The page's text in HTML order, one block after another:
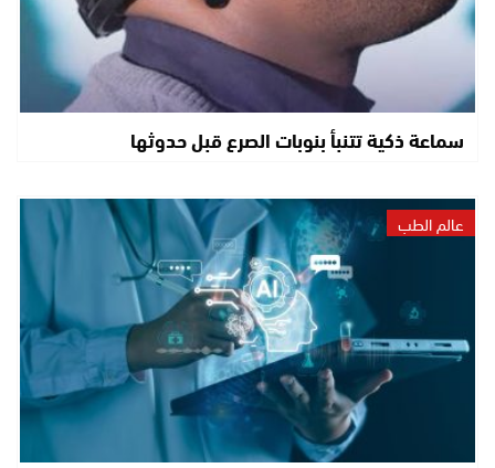
سماعة ذكية تتنبأ بنوبات الصرع قبل حدوثها
عالم الطب